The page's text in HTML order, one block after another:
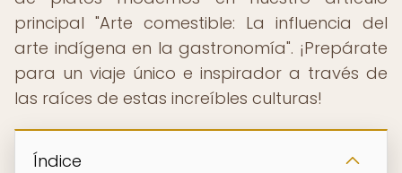
principal "Arte comestible: La influencia del
arte indígena en la gastronomía". ¡Prepárate
para un viaje único e inspirador a través de
las raíces de estas increíbles culturas!
Índice